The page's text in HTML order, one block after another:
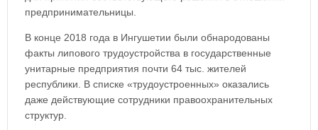
предпринимательницы.
В конце 2018 года в Ингушетии были обнародованы
факты липового трудоустройства в государственные
унитарные предприятия почти 64 тыс. жителей
республики. В списке «трудоустроенных» оказались
даже действующие сотрудники правоохранительных
структур.